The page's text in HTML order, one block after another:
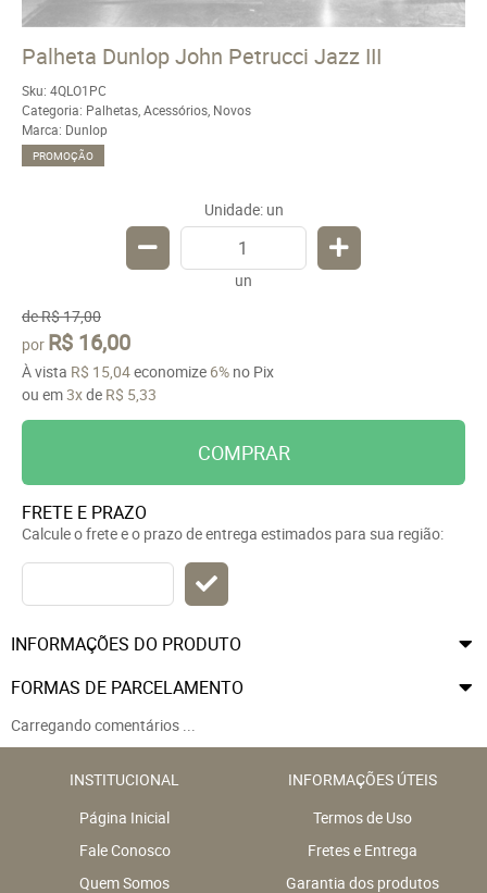
Palheta Dunlop John Petrucci Jazz III
Sku: 4QLO1PC
Categoria: Palhetas Acessórios Novos
Marca: Dunlop
PROMOÇÃO
Unidade: un
un
deR$ 17,00
por R$ 16,00
À vista R$ 15,04economize 6% no Pix
ou em3xde R$ 5,33
COMPRAR
FRETE E PRAZO
Calcule o frete e o prazo de entrega estimados para sua região:
INFORMAÇÕES DO PRODUTO
FORMAS DE PARCELAMENTO
Carregando comentários ...
INSTITUCIONAL
Página Inicial
Fale Conosco
Quem Somos
INFORMAÇÕES ÚTEIS
Termos de Uso
Fretes e Entrega
Garantia dos produtos